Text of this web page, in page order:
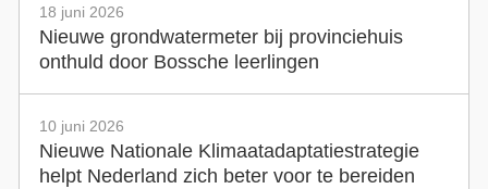
18 juni 2026
Nieuwe grondwatermeter bij provinciehuis
onthuld door Bossche leerlingen
10 juni 2026
Nieuwe Nationale Klimaatadaptatiestrategie
helpt Nederland zich beter voor te bereiden